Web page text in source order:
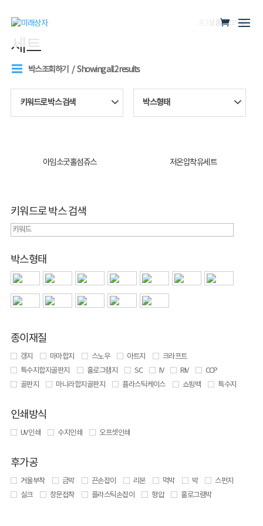
/ 상품 태그 “세트”
세트
박스조회하기 Showing all 2 results
키워드로 박스 검색 박스형태
아임소굿홀섬쥬스 저온압착유세트
키워드로 박스 검색
박스형태
종이재질
갱지 마마합지 스노우 아트지
크라프트
특수지합지골판지
홀로그램지 SC IV RIV
CCP
골판지
마니라합지골판지 플라스틱케이스 쇼핑백 특수지
인쇄방식
UV 인쇄 수지인쇄 오프셋인쇄
후가공
거울부착 금박 끈손잡이 리본 먹박 박
스펀지
실크
창문접착 플라스틱손잡이 형압 홀로그램박